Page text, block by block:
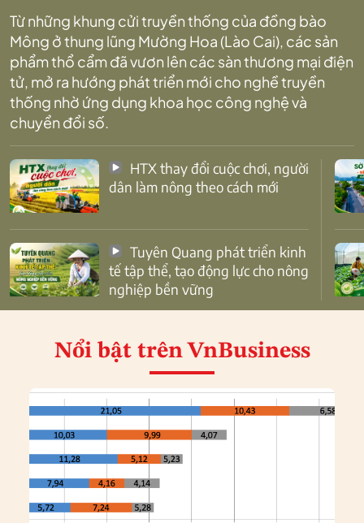
Từ những khung cửi truyền thống của đồng bào
Mông ở thung lũng Mường Hoa (Lào Cai), các sản
phẩm thổ cẩm đã vươn lên các sàn thương mại điện
tử, mở ra hướng phát triển mới cho nghề truyền
thống nhờ ứng dụng khoa học công nghệ và
chuyển đổi số.
dân làm nông theo cách mới
tế tập thể, tạo động lực cho nông
nghiệp bền vững
Nổi bật trên VnBusiness